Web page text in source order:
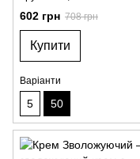
корекції зморшок
602 грн 708 грн
Купити
Варіанти
5 50